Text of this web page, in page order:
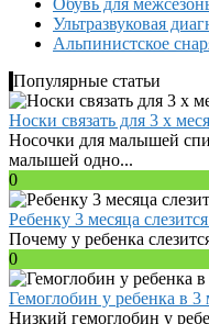
Ультразвуковая
Альпинистское
Популярные статьи
Носки связать для 3 х
Носочки для малышей
малышей одно...
0
Ребенку 3 месяца
Почему у ребенка
0
Гемоглобин у ребенка в 3
Низкий гемоглобин у